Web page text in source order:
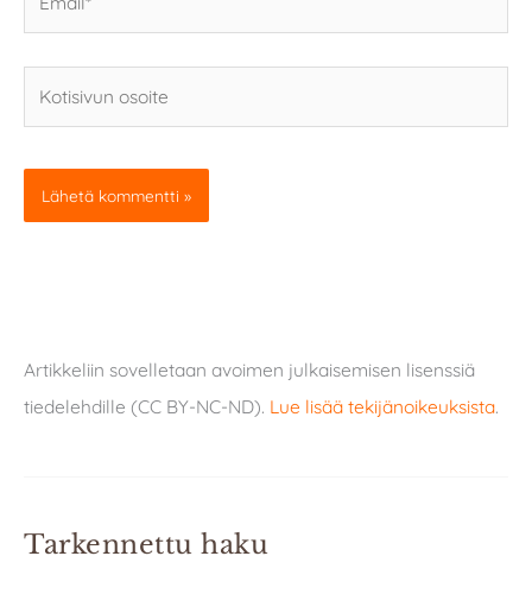
osoite
Artikkeliin sovelletaan avoimen julkaisemisen lisenssiä
tiedelehdille (CC BY-NC-ND). Lue lisää tekijänoikeuksista.
Tarkennettu haku